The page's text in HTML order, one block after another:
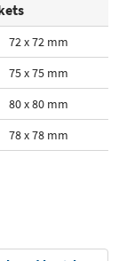
72 x 72 mm
75 x 75 mm
80 x 80 mm
78 x 78 mm